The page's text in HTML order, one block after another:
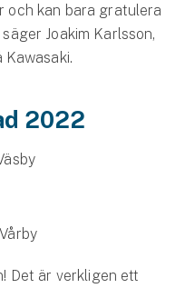
och kan bara gratulera
Joakim Karlsson,
2022
Det är verkligen ett